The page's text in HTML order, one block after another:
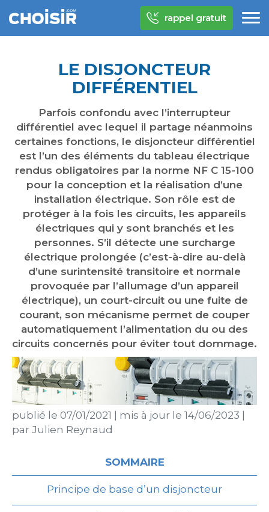
rappel gratuit
LE DISJONCTEUR
DIFFÉRENTIEL
Parfois confondu avec l’interrupteur
différentiel avec lequel il partage néanmoins
certaines fonctions, le disjoncteur différentiel
est l’un des éléments du tableau électrique
rendus obligatoires par la norme NF C 15-100
pour la conception et la réalisation d’une
installation électrique. Son rôle est de
protéger à la fois les circuits, les appareils
électriques qui y sont branchés et les
personnes. S’il détecte une surcharge
électrique prolongée (c’est-à-dire au-delà
d’une surintensité transitoire et normale
provoquée par l’allumage d’un appareil
électrique), un court-circuit ou une fuite de
courant, son mécanisme permet de couper
automatiquement l’alimentation du ou des
circuits concernés pour éviter tout dommage.
publié le 07/01/2021 mis à jour le 14/06/2023
par Julien Reynaud
SOMMAIRE
Principe de base d’un disjoncteur